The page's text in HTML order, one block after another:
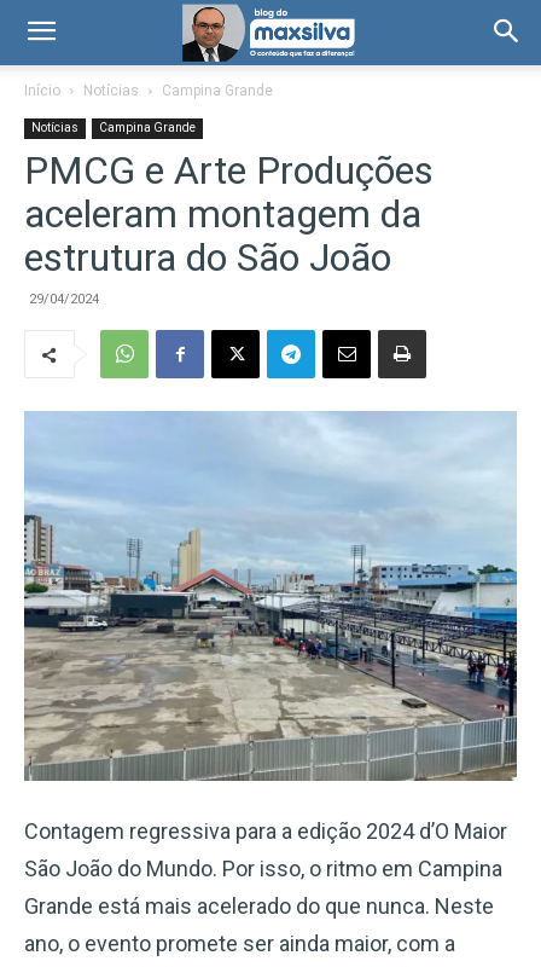
Início Notícias Campina Grande
Notícias Campina Grande
PMCG e Arte Produções
aceleram montagem da
estrutura do São João
29/04/2024
Contagem regressiva para a edição 2024 d’O Maior
São João do Mundo. Por isso, o ritmo em Campina
Grande está mais acelerado do que nunca. Neste
ano, o evento promete ser ainda maior, com a